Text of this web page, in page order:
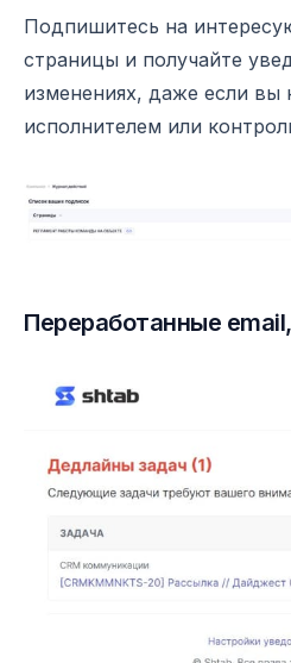
Подпишитесь на
страницы и получайте
изменениях, даже если вы
исполнителем или
Переработанные